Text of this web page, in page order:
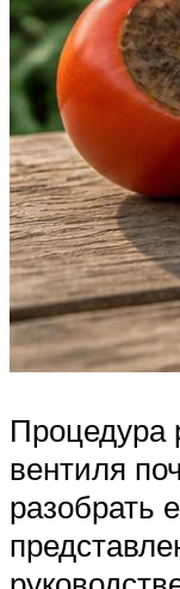
Процедура
вентиля
разобрать